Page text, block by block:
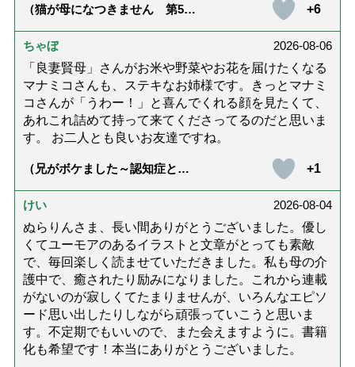
（猫が母になつきません 第500
+6
ちゃぼ
2026-08-06
「良妻賢母」さんがお米や野菜やお花を届けたくなる
マナミコさんも、ステキなお姉様です。きっとマナミ
コさんが「うわー！」と喜んでくれる顔を見たくて、
あれこれ詰めて持って来てくださってるのだと思いま
す。 お二人とも良いお友達ですね。
（兄がボケました～認知症と介
達』が届きました」）
+1
けい
2026-08-04
ぬらりんさま、長い間ありがとうございました。優し
くてユーモアのあるイラストと文章がとっても素敵
で、毎回楽しく読ませていただきました。私も母の介
護中で、癒されたり励みになりました。これから連載
がないのが寂しくてたまりませんが、いろんなエピソ
ード思い出したりしながら頑張っていこうと思いま
す。不定期でもいいので、また会えますように。書籍
化も希望です！本当にありがとうございました。